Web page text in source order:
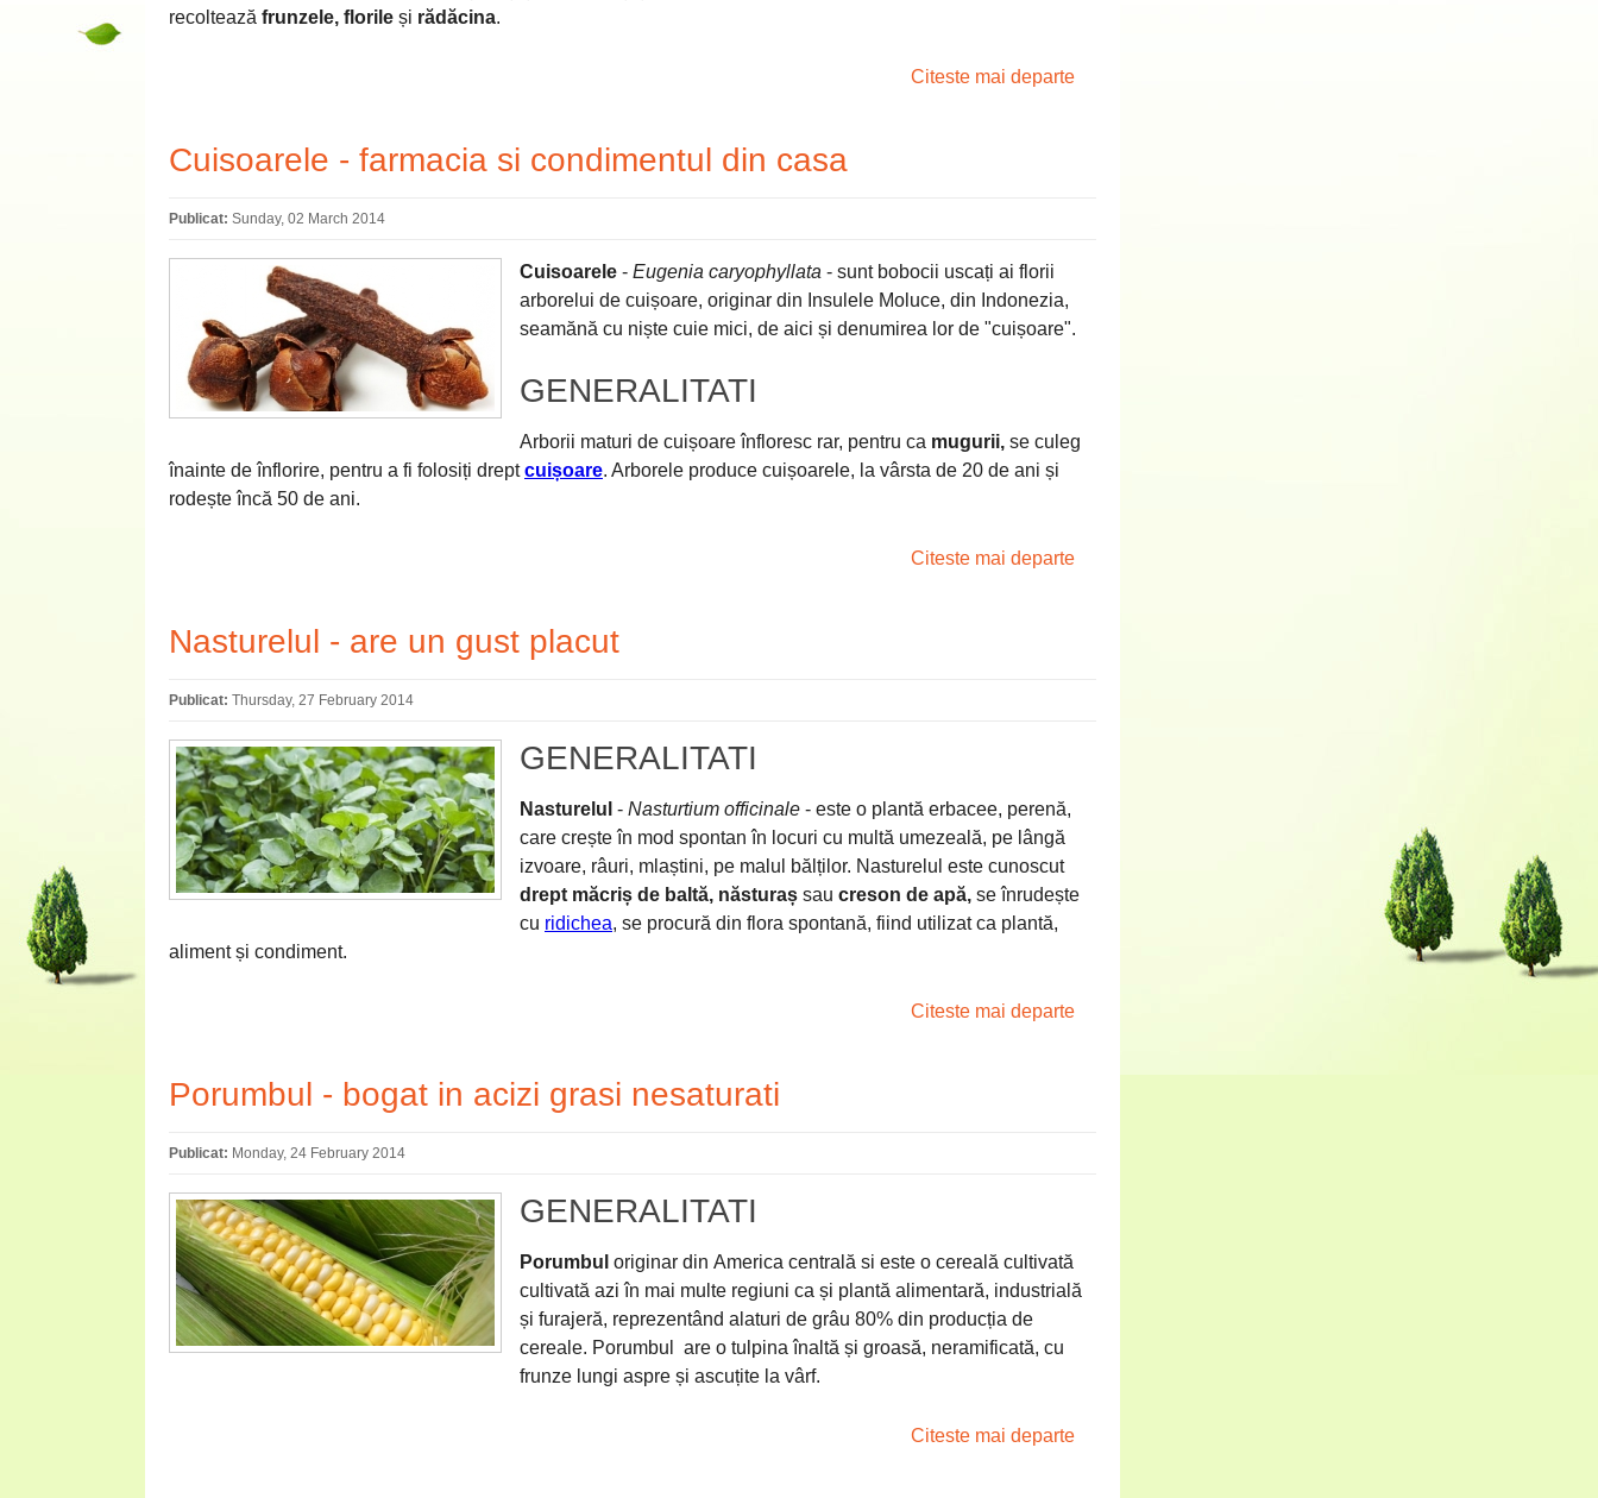
recoltează frunzele, florile și rădăcina.
Citeste mai departe
Cuisoarele - farmacia si condimentul din casa
Publicat: Sunday, 02 March 2014
Cuisoarele - Eugenia caryophyllata - sunt bobocii uscați ai florii
arborelui de cuișoare, originar din Insulele Moluce, din Indonezia,
seamănă cu niște cuie mici, de aici și denumirea lor de "cuișoare".
GENERALITATI
Arborii maturi de cuișoare înfloresc rar, pentru ca mugurii, se culeg
înainte de înflorire, pentru a fi folosiți dreptcuișoare. Arborele produce cuișoarele, la vârsta de 20 de ani și
rodește încă 50 de ani.
Citeste mai departe
Nasturelul - are un gust placut
Publicat: Thursday, 27 February 2014
GENERALITATI
Nasturelul - Nasturtium officinale - este o plantă erbacee, perenă,
care crește în mod spontan în locuri cu multă umezeală, pe lângă
izvoare, râuri, mlaștini, pe malul bălților. Nasturelul este cunoscut
drept măcriș de baltă, năsturaș sau creson de apă, se înrudește
cu ridichea, se procură din flora spontană, fiind utilizat ca plantă,
aliment și condiment.
Citeste mai departe
Porumbul - bogat in acizi grasi nesaturati
Publicat: Monday, 24 February 2014
GENERALITATI
Porumbul originar din America centrală si este o cereală cultivată
cultivată azi în mai multe regiuni ca și plantă alimentară, industrială
și furajeră, reprezentând alaturi de grâu 80% din producția de
cereale. Porumbul are o tulpina înaltă și groasă, neramificată, cu
frunze lungi aspre și ascuțite la vârf.
Citeste mai departe